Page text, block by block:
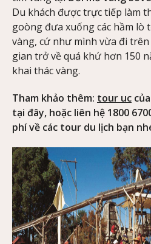
Du khách được trực tiếp làm
goòng đưa xuống các hầm lò
vàng, cứ như mình vừa đi
gian trở về quá khứ hơn 150
khai thác vàng.
Tham khảo thêm: tour uc
tại đây, hoặc liên hệ 1800
phí về các tour du lịch bạn